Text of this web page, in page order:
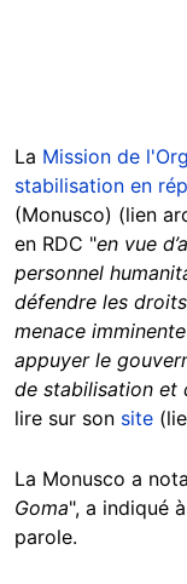
La Mission de
stabilisation en
(Monusco) (lien
en RDC "en vue
personnel
défendre les
menace
appuyer le
de stabilisation et
lire sur son site
La Monusco a
Goma", a indiqué
parole.